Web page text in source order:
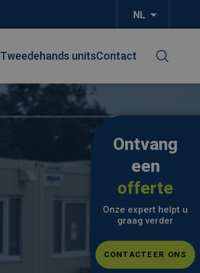
NL
Tweedehands unitsContact
Ontvang
een
offerte
Onze expert helpt u
graag verder
CONTACTEER ONS